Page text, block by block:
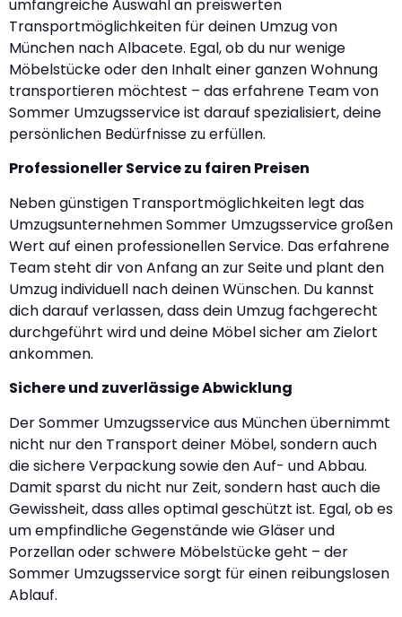
umfangreiche Auswahl an preiswerten
Transportmöglichkeiten für deinen Umzug von
München nach Albacete. Egal, ob du nur wenige
Möbelstücke oder den Inhalt einer ganzen Wohnung
transportieren möchtest – das erfahrene Team von
Sommer Umzugsservice ist darauf spezialisiert, deine
persönlichen Bedürfnisse zu erfüllen.
Professioneller Service zu fairen Preisen
Neben günstigen Transportmöglichkeiten legt das
Umzugsunternehmen Sommer Umzugsservice großen
Wert auf einen professionellen Service. Das erfahrene
Team steht dir von Anfang an zur Seite und plant den
Umzug individuell nach deinen Wünschen. Du kannst
dich darauf verlassen, dass dein Umzug fachgerecht
durchgeführt wird und deine Möbel sicher am Zielort
ankommen.
Sichere und zuverlässige Abwicklung
Der Sommer Umzugsservice aus München übernimmt
nicht nur den Transport deiner Möbel, sondern auch
die sichere Verpackung sowie den Auf- und Abbau.
Damit sparst du nicht nur Zeit, sondern hast auch die
Gewissheit, dass alles optimal geschützt ist. Egal, ob es
um empfindliche Gegenstände wie Gläser und
Porzellan oder schwere Möbelstücke geht – der
Sommer Umzugsservice sorgt für einen reibungslosen
Ablauf.